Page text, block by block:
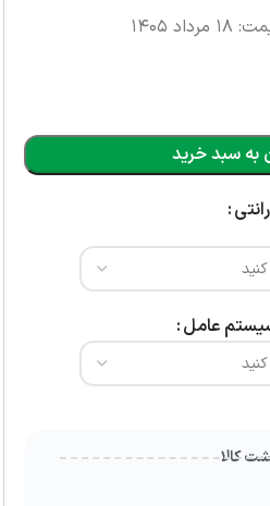
۱۴۰۵
عامل
به سبد خرید